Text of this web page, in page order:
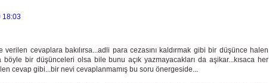
18:03
cevaplara bakılırsa...adli para cezasını kaldırmak gibi bir düşünce halen
böyle bir düşünceleri olsa bile bunu açık yazmayacakları da aşikar...kısaca her
cevap gibi...bir nevi cevaplanmamış bu soru önergeside...